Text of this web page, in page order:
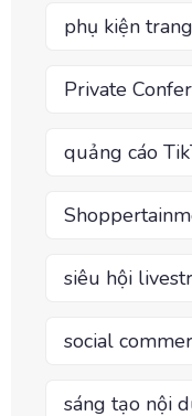
phụ kiện
Private
quảng cáo
siêu hội
social
sáng tạo nội